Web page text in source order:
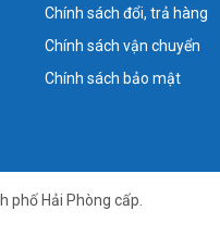
Chính sách đổi, trả hàng
Chính sách vận chuyển
Chính sách bảo mật
phố Hải Phòng cấp.